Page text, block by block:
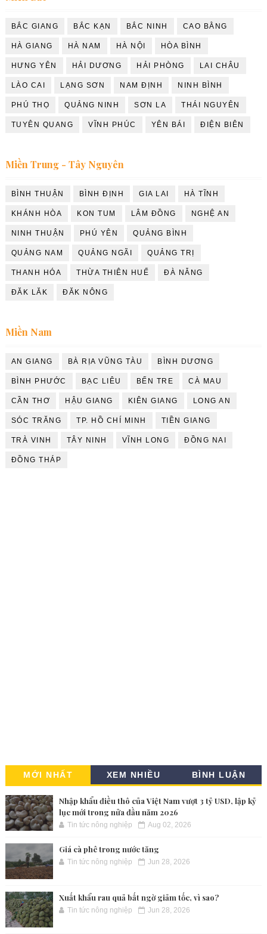
BẮC GIANG BẮC KẠN BẮC NINH CAO BẰNG
HÀ GIANG HÀ NAM HÀ NỘI HÒA BÌNH
HƯNG YÊN HẢI DƯƠNG HẢI PHÒNG LAI CHÂU
LÀO CAI LẠNG SƠN NAM ĐỊNH NINH BÌNH
PHÚ THỌ QUẢNG NINH SƠN LA THÁI NGUYÊN
TUYÊN QUANG VĨNH PHÚC YÊN BÁI ĐIỆN BIÊN
Miền Trung - Tây Nguyên
BÌNH THUẬN BÌNH ĐỊNH GIA LAI HÀ TĨNH
KHÁNH HÒA KON TUM LÂM ĐỒNG NGHỆ AN
NINH THUẬN PHÚ YÊN QUẢNG BÌNH
QUẢNG NAM QUẢNG NGÃI QUẢNG TRỊ
THANH HÓA THỪA THIÊN HUẾ ĐÀ NẴNG
ĐĂK LĂK ĐĂK NÔNG
Miền Nam
AN GIANG BÀ RỊA VŨNG TÀU BÌNH DƯƠNG
BÌNH PHƯỚC BẠC LIÊU BẾN TRE CÀ MAU
CẦN THƠ HẬU GIANG KIÊN GIANG LONG AN
SÓC TRĂNG TP. HỒ CHÍ MINH TIỀN GIANG
TRÀ VINH TÂY NINH VĨNH LONG ĐỒNG NAI
ĐỒNG THÁP
MỚI NHẤT XEM NHIỀU BÌNH LUẬN
Nhập khẩu điều thô của Việt Nam vượt 3 tỷ USD, lập kỷ
lục mới trong nửa đầu năm 2026
Tin tức nông nghiệp Aug 02, 2026
Giá cà phê trong nước tăng
Tin tức nông nghiệp Jun 28, 2026
Xuất khẩu rau quả bất ngờ giảm tốc, vì sao?
Tin tức nông nghiệp Jun 28, 2026